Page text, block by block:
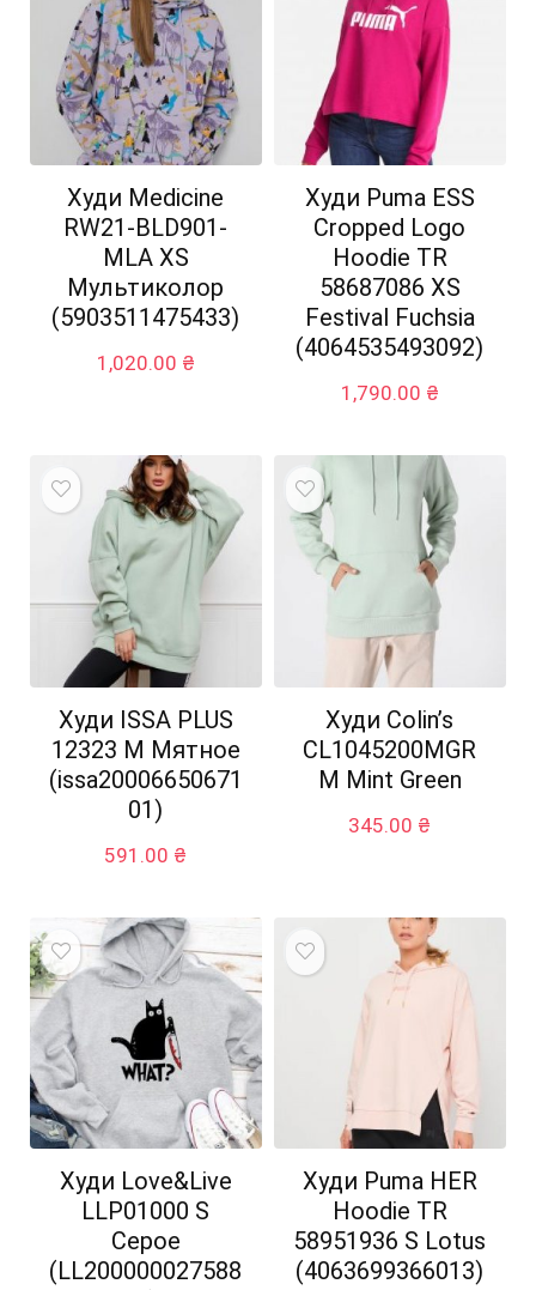
Худи Medicine
RW21-BLD901-
MLA XS
Мультиколор
(5903511475433)
1,020.00 ₴
Худи Puma ESS
Cropped Logo
Hoodie TR
58687086 XS
Festival Fuchsia
(4064535493092)
1,790.00 ₴
Худи ISSA PLUS
12323 M Мятное
(issa20006650671
01)
591.00 ₴
Худи Colin’s
CL1045200MGR
M Mint Green
345.00 ₴
Худи Love&Live
LLP01000 S
Серое
(LL200000027588
Худи Puma HER
Hoodie TR
58951936 S Lotus
(4063699366013)